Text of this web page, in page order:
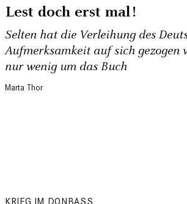
Lest doch erst mal!
Selten hat die Verleihung des
Aufmerksamkeit auf sich gezogen
nur wenig um das Buch
Marta Thor
KRIEG IM DONBASS